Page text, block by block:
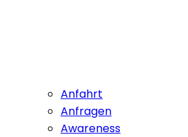
Anfahrt
Anfragen
Awareness